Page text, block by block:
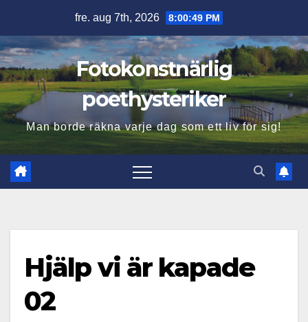
innehåll
fre. aug 7th, 2026 8:00:50 PM
Fotokonstnärlig
poethysteriker
Man borde räkna varje dag som ett liv för sig!
Hjälp vi är kapade
02